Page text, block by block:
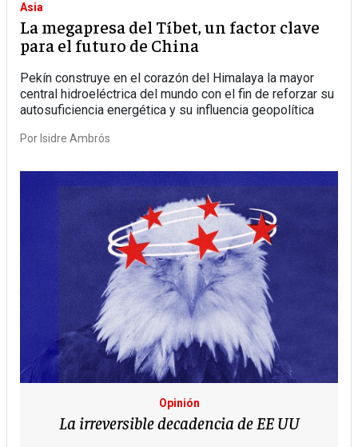
Asia
La megapresa del Tíbet, un factor clave
para el futuro de China
Pekín construye en el corazón del Himalaya la mayor
central hidroeléctrica del mundo con el fin de reforzar su
autosuficiencia energética y su influencia geopolítica
Por Isidre Ambrós
Opinión
La irreversible decadencia de EE UU